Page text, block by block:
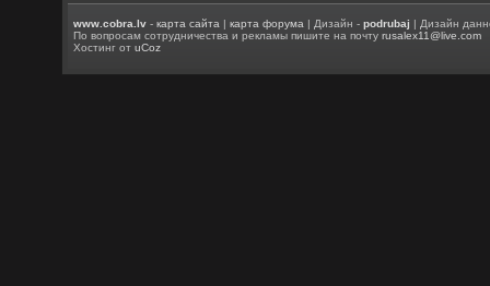
www.cobra.lv -карта сайта |карта форума | Дизайн -podrubaj | Дизайн
По вопросам сотрудничества и рекламы пишите на почтуrusalex11@live.com
Хостинг отuCoz